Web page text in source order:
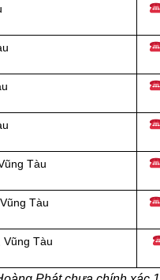
Tàu
Tàu
Vũng Tàu